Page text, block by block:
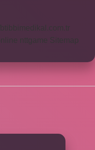
btibbimedikal.com.tr
nttgame Sitemap